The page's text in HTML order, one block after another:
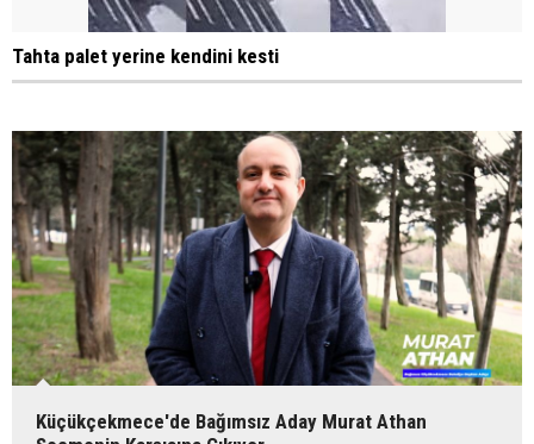
Tahta palet yerine kendini kesti
Küçükçekmece'de Bağımsız Aday Murat Athan